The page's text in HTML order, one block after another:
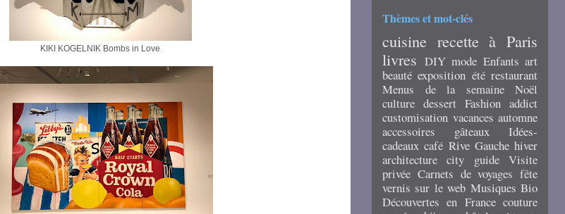
KIKI KOGELNIK Bombs in Love
Thèmes et mot-clés
cuisine recette à Paris
livres DIY mode Enfants art
beauté exposition été restaurant
Menus de la semaine
Noël
culture dessert Fashion addict
customisation vacances automne
accessoires
gâteaux
Idées-
cadeaux café Rive Gauche hiver
architecture city guide Visite
privée Carnets de voyages fête
vernis sur le web Musiques Bio
Découvertes en France couture